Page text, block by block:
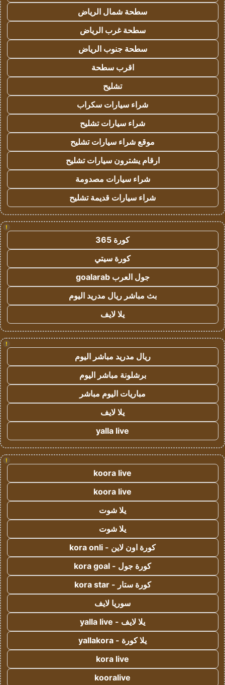
سطحة شمال الرياض
سطحة غرب الرياض
سطحة جنوب الرياض
اقرب سطحة
تشليح
شراء سيارات سكراب
شراء سيارات تشليح
موقع شراء سيارات تشليح
ارقام يشترون سيارات تشليح
شراء سيارات مصدومة
شراء سيارات قديمة تشليح
!
كورة 365
كورة سيتي
جول العرب goalarab
بث مباشر ريال مدريد اليوم
يلا لايف
!
ريال مدريد مباشر اليوم
برشلونة مباشر اليوم
مباريات اليوم مباشر
يلا لايف
yalla live
!
koora live
koora live
يلا شوت
يلا شوت
كورة اون لاين - kora onli
كورة جول - kora goal
كورة ستار - kora star
سوريا لايف
يلا لايف - yalla live
يلا كورة - yallakora
kora live
kooralive